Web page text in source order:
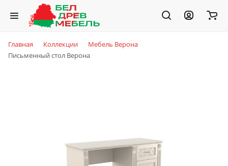
Главная Коллекции
Мебель Верона
Письменный стол Верона